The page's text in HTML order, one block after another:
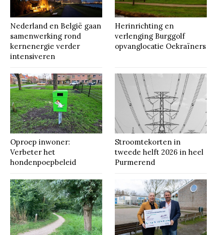
Nederland en België gaan
samenwerking rond
kernenergie verder
intensiveren
Herinrichting en
verlenging Burggolf
opvanglocatie Oekraïners
Oproep inwoner:
Verbeter het
hondenpoepbeleid
Stroomtekorten in
tweede helft 2026 in heel
Purmerend